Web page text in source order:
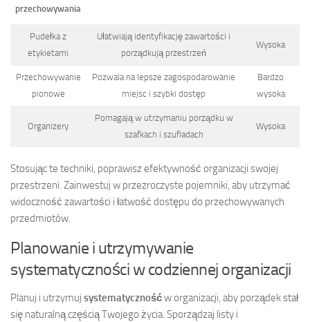
przechowywania
Pudełka z
etykietami
Ułatwiają identyfikację zawartości i
porządkują przestrzeń
Wysoka
Przechowywanie
pionowe
Pozwala na lepsze zagospodarowanie
miejsc i szybki dostęp
Bardzo
wysoka
Organizery
Pomagają w utrzymaniu porządku w
szafkach i szufladach
Wysoka
Stosując te techniki, poprawisz efektywność organizacji swojej
przestrzeni. Zainwestuj w przezroczyste pojemniki, aby utrzymać
widoczność zawartości i łatwość dostępu do przechowywanych
przedmiotów.
Planowanie i utrzymywanie
systematyczności w codziennej organizacji
Planuj i utrzymuj systematycznośćw organizacji, aby porządek stał
się naturalną częścią Twojego życia. Sporządzaj listy i